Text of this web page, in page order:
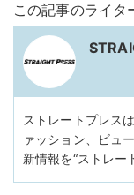
この記事のライタ
ストレートプレス
ァッション、ビュ
新情報を“ストレー